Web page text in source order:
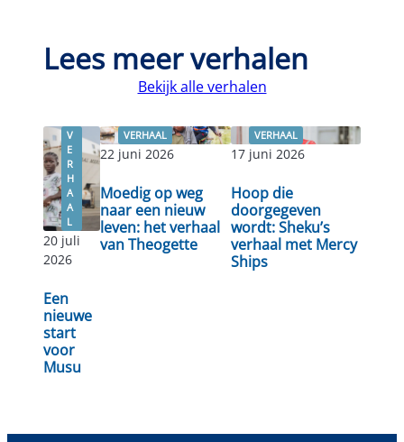
Lees meer verhalen
Bekijk alle verhalen
V
E
R
H
A
A
L
20 juli
2026
Een
nieuwe
start
voor
Musu
Lees
verder
VERHAAL
22 juni 2026
Moedig op weg
naar een nieuw
leven: het verhaal
van Theogette
Lees verder
VERHAAL
17 juni 2026
Hoop die
doorgegeven
wordt: Sheku’s
verhaal met Mercy
Ships
Lees verder